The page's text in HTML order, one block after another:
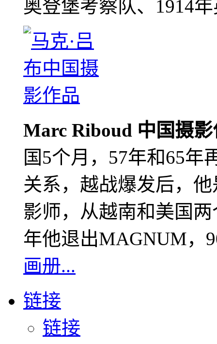
奥登堡考察队、1914
Marc Riboud 中国摄
国5个月，57年和65年
关系，越战爆发后，
影师，从越南和美国
年他退出MAGNUM，
画册...
链接
链接